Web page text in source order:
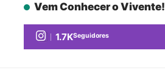
Vem Conhecer o Vivente!
1.7KSeguidores